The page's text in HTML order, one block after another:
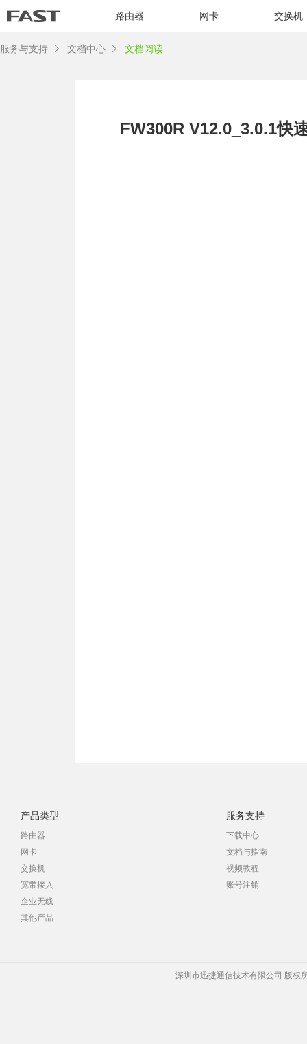
路由器 网卡 交换机
服务与支持 文档中心 文档阅读
FW300R V12.0_3.0.1快
产品类型
路由器
网卡
交换机
宽带接入
企业无线
其他产品
服务支持
下载中心
文档与指南
视频教程
账号注销
深圳市迅捷通信技术有限公司 版权